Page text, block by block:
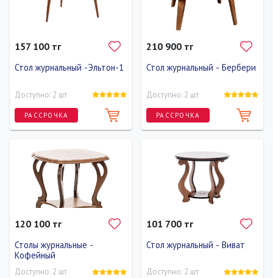
157 100 тг
Стол журнальный -Эльтон-1
Доступно: 2 шт
РАССРОЧКА
Длина
80 см
Ширина
80 см
Высота
50 см
210 900 тг
Стол журнальный - Бербери
Доступно: 2 шт
РАССРОЧКА
Ширина
80 см 40 см
120 100 тг
Столы журнальные -
Кофейный
Доступно: 2 шт
101 700 тг
Стол журнальный - Виват
Доступно: 2 шт